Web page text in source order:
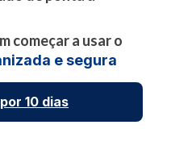
começar a usar o
e segura
10 dias